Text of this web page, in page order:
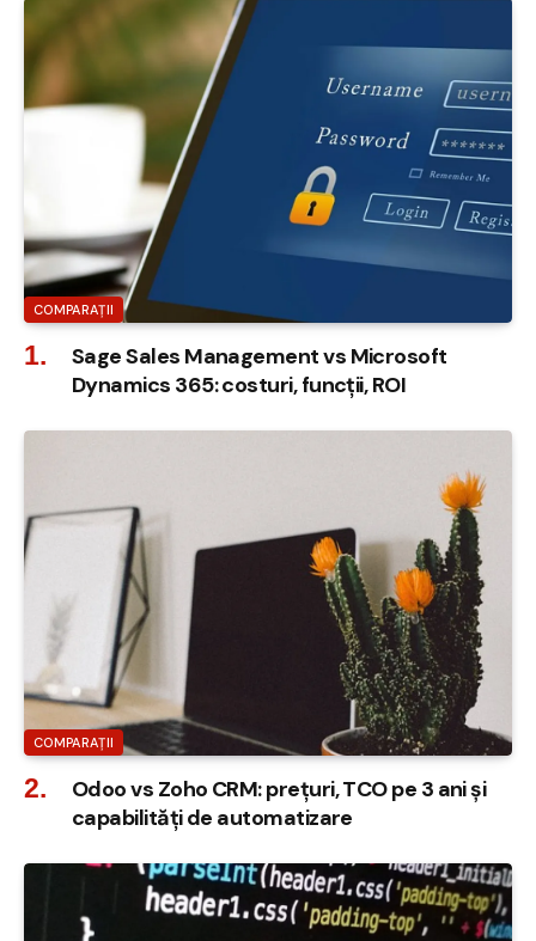
COMPARAȚII
Sage Sales Management vs Microsoft
Dynamics 365: costuri, funcții, ROI
COMPARAȚII
Odoo vs Zoho CRM: prețuri, TCO pe 3 ani și
capabilități de automatizare